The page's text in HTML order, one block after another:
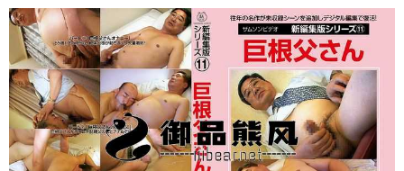
[Samson] 巨根父さん(新編集版)